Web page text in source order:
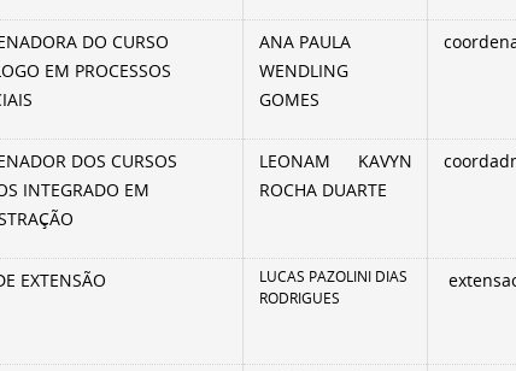
DO CURSO
EM PROCESSOS
ANA PAULA
WENDLING
GOMES
DOS CURSOS
INTEGRADO EM
LEONAM KAVYN
ROCHA DUARTE
EXTENSÃO
LUCAS PAZOLINI DIAS
RODRIGUES